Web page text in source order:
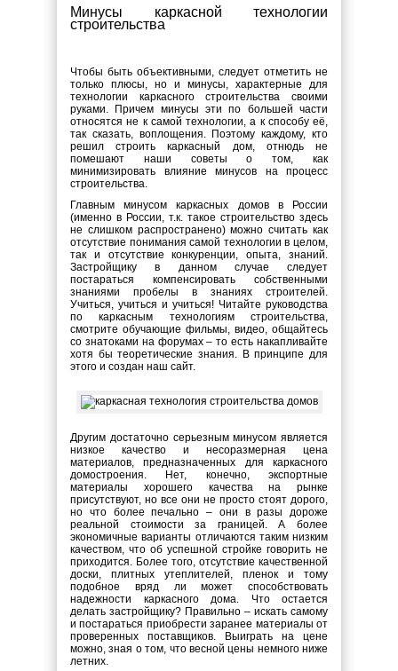
Минусы каркасной технологии
строительства
Чтобы быть объективными, следует отметить не
только плюсы, но и минусы, характерные для
технологии каркасного строительства своими
руками. Причем минусы эти по большей части
относятся не к самой технологии, а к способу её,
так сказать, воплощения. Поэтому каждому, кто
решил строить каркасный дом, отнюдь не
помешают наши советы о том, как
минимизировать влияние минусов на процесс
строительства.
Главным минусом каркасных домов в России
(именно в России, т.к. такое строительство здесь
не слишком распространено) можно считать как
отсутствие понимания самой технологии в целом,
так и отсутствие конкуренции, опыта, знаний.
Застройщику в данном случае следует
постараться компенсировать собственными
знаниями пробелы в знаниях строителей.
Учиться, учиться и учиться! Читайте руководства
по каркасным технологиям строительства,
смотрите обучающие фильмы, видео, общайтесь
со знатоками на форумах – то есть накапливайте
хотя бы теоретические знания. В принципе для
этого и создан наш сайт.
Другим достаточно серьезным минусом является
низкое качество и несоразмерная цена
материалов, предназначенных для каркасного
домостроения. Нет, конечно, экспортные
материалы хорошего качества на рынке
присутствуют, но все они не просто стоят дорого,
но что более печально – они в разы дороже
реальной стоимости за границей. А более
экономичные варианты отличаются таким низким
качеством, что об успешной стройке говорить не
приходится. Более того, отсутствие качественной
доски, плитных утеплителей, пленок и тому
подобное вряд ли может способствовать
надежности каркасного дома. Что остается
делать застройщику? Правильно – искать самому
и постараться приобрести заранее материалы от
проверенных поставщиков. Выиграть на цене
можно, зная о том, что весной цены немного ниже
летних.